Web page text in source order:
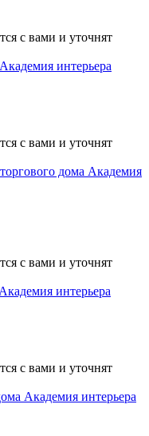
с вами и уточнят
с вами и уточнят
с вами и уточнят
с вами и уточнят